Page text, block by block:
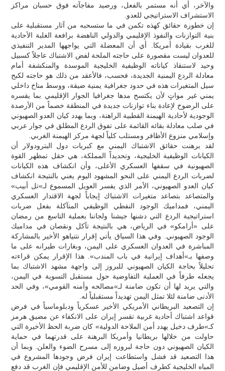
والآخر، أي أنه مستمر بالفعل، ورصيد مفاجآته فوق حسبان مراكز
الاستشراف الاستراتيجي للعدو.
إن خطورة حقائق كهذه تكمن في ما ستسحبه من آثار مستقبلية على
بنية التوازنات والنفوذ الإقليمي والدولي الناهضة برافعة الغلبة الأحادية
للغرب بقيادة أمريكا. أي أن المعضلة التي يواجهها المدير التنفيذي
للعدوان ليست مقصورة على حاجته الملحة لفض الاشتباك عاجلاً كسبيل
وحيد لاستنقاذ كياناته الوظيفية الخليجية الموسدة والمنكشفة أمام
معادلة الردع اليمنية الجديدة، فحسب، فالأعقد من ذلك هو حاجته لكبح
سيل المتغيرات هذه في حدود جغرافية يمنية ضيقة، ووسط مناخ داخلي
يمني غير مواتٍ لأن يكتسح مدها جغرافيا الجوار الإقليمي بما يقسره
على الرضوخ لإعادة بناء توازنات جديدة في المنطقة خصماً من الأرصدة
الوجودية لأحادية الهيمنة القطبية الراهنة، وبما يهدد كيان العدو الصهيوني
في صلب معادلة بقائه القائمة على تفوق الردع المطلق في جوار عربي
وإسلامي منزوع الأظافر ومستلب كلياً لجهة مركز الهيمنة الغربي.
لقد برهنت حقائق الاشتباك اليمني مع كبريات دول البترودولار أن
الكيانات الوظيفية الخليجية، وتحديداً المملكة، هي حقل تمظهر القوة
الصهيونية في سقفها العسكري الأعلى، وأن انكشاف هذه الكيانات
لضربات الردع اليمني على النحو المشهود اليوم يعني بالنتيجة انكشاف
كيان العدو الصهيوني، الأمر الذي يفسر العويل المسموع لـ»تل أبيب»
والمتصاعد بتصاعد متغيرات الاشتباك إيجاباً لجهة الاقتدار العسكري
اليمني، فمداميك الوجود النفطي الوظيفي المتآكلة بفعل ضربات
استراتيجية الردع التي دشنها جيشنا ولجاننا بعملية التاسع من رمضان
على «أرامكو» في الرياض، هي بالنتيجة تآكل ونقصان في مداميك
الوجود الصهيوني. وفي هذا السياق يأتي إقرار نتنياهو الأخير بالمشاركة
المباشرة في العدوان العسكري على اليمن، وبغارات طيرانه على ما
وصفها بـ»أهداف إيرانية في باب المندب». هذا الإقرار يمكن قراءته
تحليلاً بحاجة الكيان الصهيوني للبروز إلى واجهة مشهد الاشتباك بما
يجعله طرفاً في العملية التفاوضية حول مستقبل التسوية في اليمن،
والتي يريد لها أن تكون ضامنة لـ»مصالحه وأمنه القومي»، وفي الحد
الأدنى ضامنة لئلا تمثل اليمن تهديداً مستقبلياً له.
إن التصعيد البريطاني الأمريكي الأخير عسكرياً ودبلوماسياً في فرض
قواعد اشتباك أحادية غربية تقسر إيران على الانكفاء عن مضيق هرمز
كـ»طرف دخيل يهدد أمن الملاحة الدولية» كان ضربة الحظ الأخيرة التي
حاولت من خلالها بريطانيا وأمريكا البرهنة على قدرتهما في حماية
الكيان الصهيوني دون حاجة لبروزه إلى مسرح الضوء والعلن. وبما أن
هذا التصعيد قد فشل واستطاعت إيران فرض وجودها المشروع في
المياه الخليجية كطرف أصيل وضامن للأمن الإقليمي فإن الغرب قد دفع